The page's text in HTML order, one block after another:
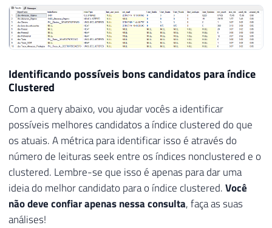
22
23
24
25
27
28
29
30
JOIN sys.allocation_units F ON E.[
WHERE
    C
.is_ms_shipped
0
GROUP BY
    A
.[name],
ORDER BY
1, 2
Identificando possíveis bons candidatos para índice
Clustered
Com a query abaixo, vou ajudar vocês a identificar
possíveis melhores candidatos a índice clustered do que
os atuais. A métrica para identificar isso é através do
número de leituras seek entre os índices nonclustered e o
clustered. Lembre-se que isso é apenas para dar uma
ideia do melhor candidato para o índice clustered.Você
não deve confiar apenas nessa consulta, faça as suas
análises!